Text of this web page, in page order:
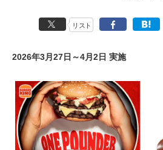
リスト
2026年3月27日～4月2日 実施